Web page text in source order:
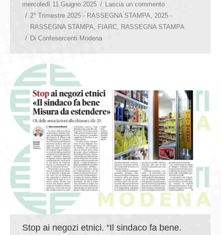
mercoledì 11 Giugno 2025
Lascia un commento
2° Trimestre 2025 - RASSEGNA STAMPA, 2025 -
RASSEGNA STAMPA, FIARC, RASSEGNA STAMPA
Di Confesercenti Modena
Stop ai negozi etnici. “Il sindaco fa bene.